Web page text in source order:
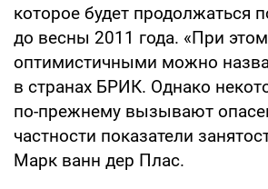
которое будет продолжаться
до весны 2011 года. «При
оптимистичными можно
в странах БРИК. Однако
по-прежнему вызывают
частности показатели
Марк ванн дер Плас.